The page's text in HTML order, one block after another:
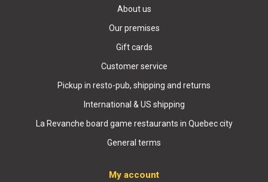
About us
Our premises
Gift cards
Customer service
Pickup in resto-pub, shipping and returns
International & US shipping
La Revanche board game restaurants in Quebec city
General terms
My account